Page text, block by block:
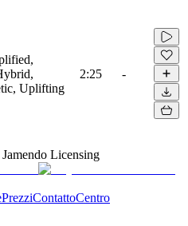
Uplifting
2:25 -
Jamendo Licensing
PrezziContattoCentro